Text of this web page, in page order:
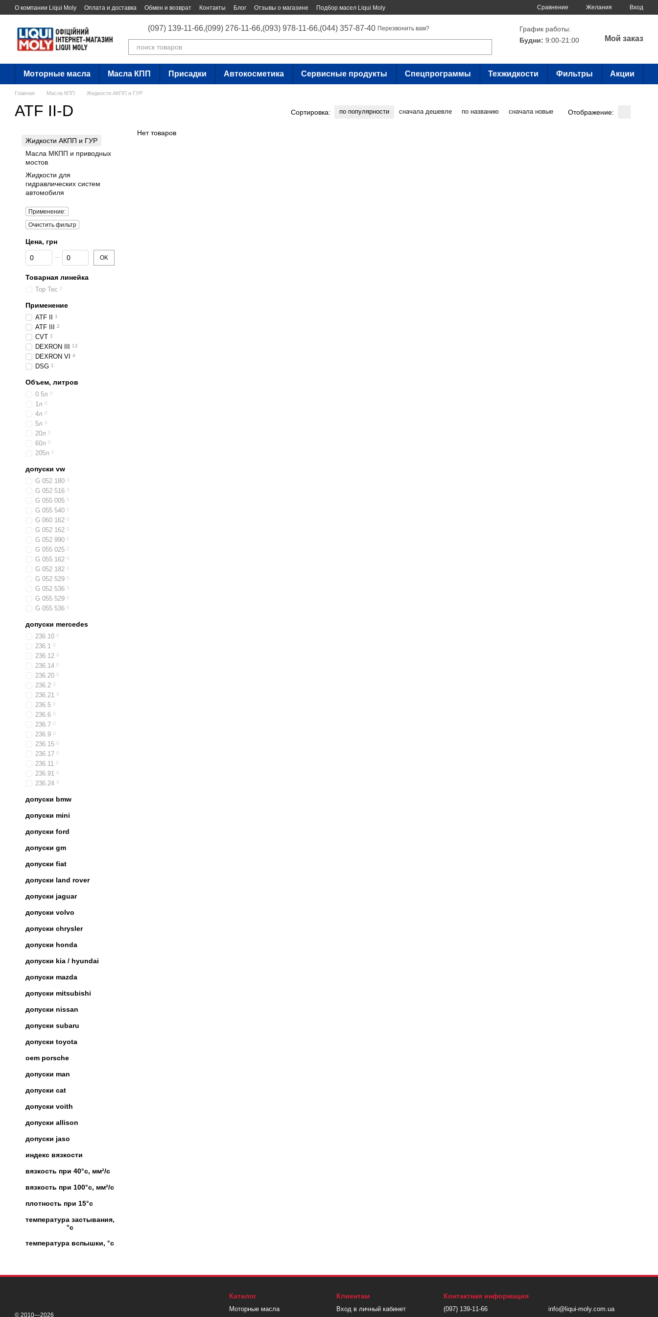
Перейти к основному контенту
О компании Liqui Moly Оплата и доставка Обмен и возврат Контакты Блог Отзывы о магазине Подбор масел Liqui Moly Сравнение Желания Вход
(097) 139-11-66,(099) 276-11-66,(093) 978-11-66,(044) 357-87-40 Перезвонить вам?
График работы:
Будни: 9:00-21:00 Мой заказ
Моторные масла Масла КПП Присадки Автокосметика Сервисные продукты Спецпрограммы Техжидкости Фильтры Акции
Главная Масла КПП Жидкости АКПП и ГУР
ATF II-D Сортировка: по популярности сначала дешевле по названию сначала новые Отображение:
Нет товаров
Жидкости АКПП и ГУР
Масла МКПП и приводных
мостов
Жидкости для
гидравлических систем
автомобиля
Применение:
Очистить фильтр
Цена, грн
От Цена, грн
До Цена, грн OK
Товарная линейка
Top Tec 0
Применение
ATF II 1
ATF III 2
CVT 1
DEXRON III 12
DEXRON VI 4
DSG 1
Объем, литров
0.5л 0
1л 0
4л 0
5л 0
20л 0
60л 0
205л 0
допуски vw
G 052 180 0
G 052 516 0
G 055 005 0
G 055 540 0
G 060 162 0
G 052 162 0
G 052 990 0
G 055 025 0
G 055 162 0
G 052 182 0
G 052 529 0
G 052 536 0
G 055 529 0
G 055 536 0
допуски mercedes
236.10 0
236.1 0
236.12 0
236.14 0
236.20 0
236.2 0
236.21 0
236.5 0
236.6 0
236.7 0
236.9 0
236.15 0
236.17 0
236.11 0
236.91 0
236.24 0
допуски bmw
допуски mini
допуски ford
допуски gm
допуски fiat
допуски land rover
допуски jaguar
допуски volvo
допуски chrysler
допуски honda
допуски kia / hyundai
допуски mazda
допуски mitsubishi
допуски nissan
допуски subaru
допуски toyota
oem porsche
допуски man
допуски cat
допуски voith
допуски allison
допуски jaso
индекс вязкости
вязкость при 40°c, мм²/с
вязкость при 100°c, мм²/с
плотность при 15°c
температура застывания,
°c
температура вспышки, °c
© 2010—2026
Каталог
Моторные масла
Клиентам
Вход в личный кабинет
Контактная информация
(097) 139-11-66 info@liqui-moly.com.ua